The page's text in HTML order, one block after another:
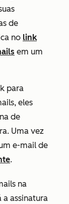
de
no link
em um
para
eles
de
Uma vez
e-mail de
.
na
a assinatura